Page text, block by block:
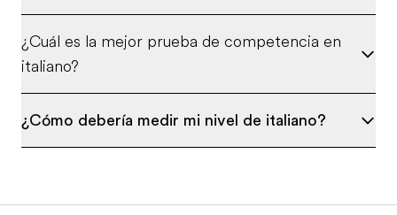
¿Cuál es la mejor prueba de competencia en
italiano?
¿Cómo debería medir mi nivel de italiano?